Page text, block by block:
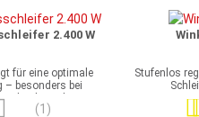
2.400 W
für eine optimale
– besonders bei
Arbeiten
(1)
Stufenlos